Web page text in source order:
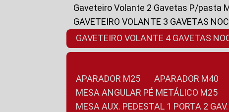
Gaveteiro Volante 2 Gavetas P/pasta
GAVETEIRO VOLANTE 3 GAVETAS
GAVETEIRO VOLANTE 4 GAVETAS
APARADOR M25
APARADOR M40
MESA ANGULAR PÉ METÁLICO M25
MESA AUX. PEDESTAL 1 PORTA 2